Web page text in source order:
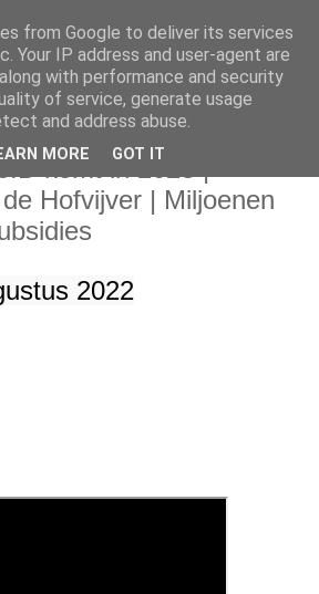
2022
komt in 2023 |
Hofvijver | Miljoenen
2022
from Google to deliver its services
Your IP address and user-agent are
with performance and security
of service, generate usage
and address abuse.
MORE GOT IT